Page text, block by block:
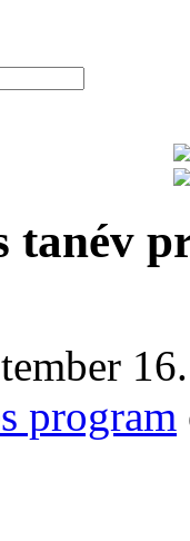
tanév
program